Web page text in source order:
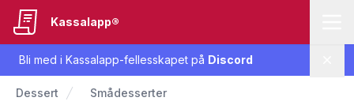
Bli med i Kassalapp-fellesskapet på Discord
Kassalapp®
Dessert Smådesserter